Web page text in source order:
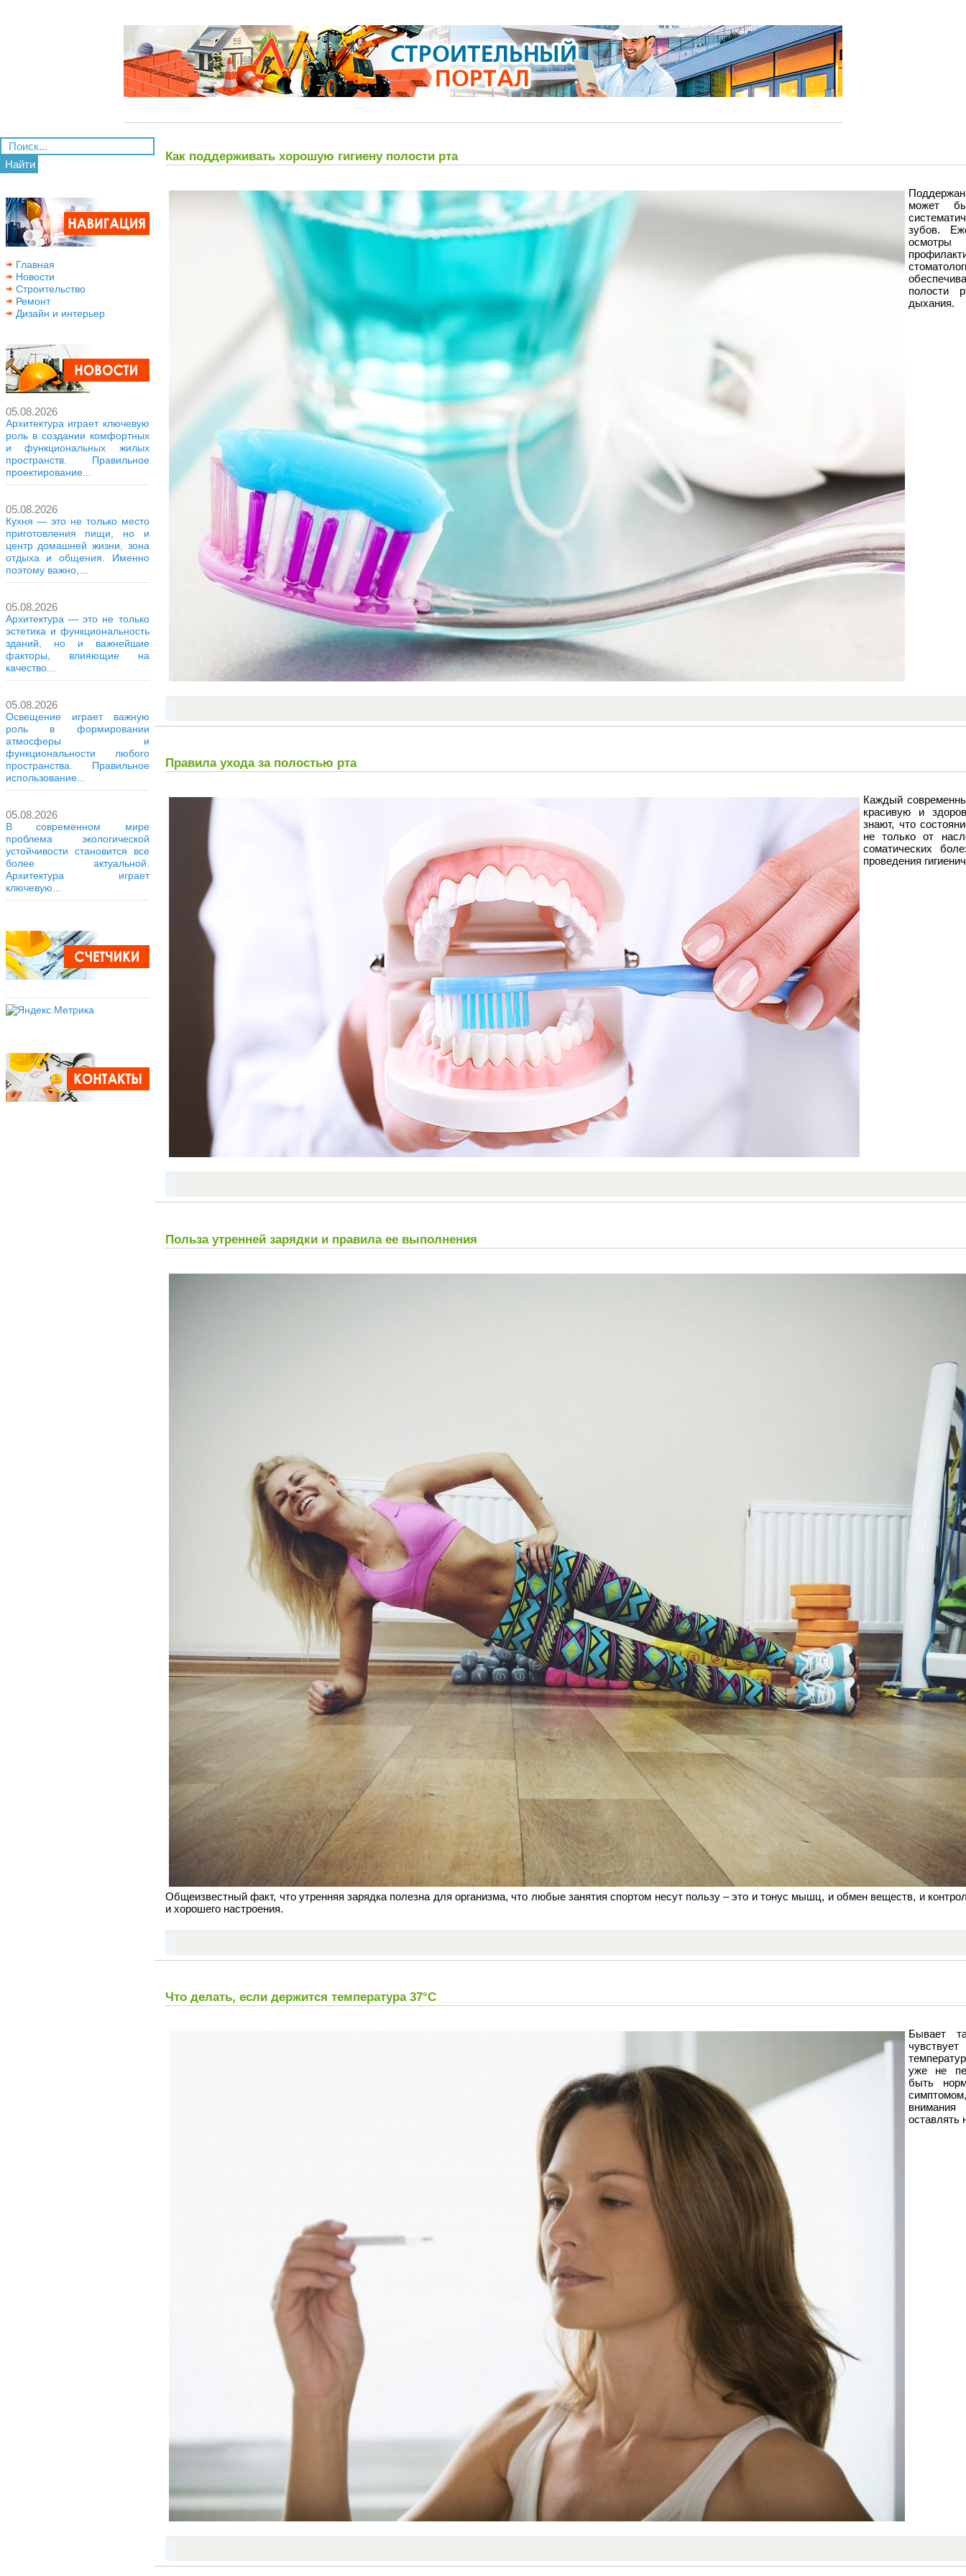
Найти
Главная
Новости
Строительство
Ремонт
Дизайн и интерьер
05.08.2026
Архитектура играет ключевую
роль в создании комфортных
и функциональных жилых
пространств. Правильное
проектирование...
05.08.2026
Кухня — это не только место
приготовления пищи, но и
центр домашней жизни, зона
отдыха и общения. Именно
поэтому важно,...
05.08.2026
Архитектура — это не только
эстетика и функциональность
зданий, но и важнейшие
факторы, влияющие на
качество...
05.08.2026
Освещение играет важную
роль в формировании
атмосферы и
функциональности любого
пространства. Правильное
использование...
05.08.2026
В современном мире
проблема экологической
устойчивости становится все
более актуальной.
Архитектура играет
ключевую...
Как поддерживать хорошую гигиену полости рта
может
зубов.
полости
дыхания.
Правила ухода за полостью рта
Каждый
красивую и
знают, что
не только от
соматических
проведения
Польза утренней зарядки и правила ее выполнения
Общеизвестный факт, что утренняя зарядка полезна для организма, что любые занятия спортом несут пользу – это и тонус мышц, и обмен веществ, и
и хорошего настроения.
Что делать, если держится температура 37°С
Бывает
уже не
быть
оставлять